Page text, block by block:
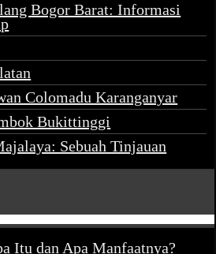
Bogor Barat: Informasi
Colomadu Karanganyar
Bukittinggi
Sebuah Tinjauan
Itu dan Apa Manfaatnya?